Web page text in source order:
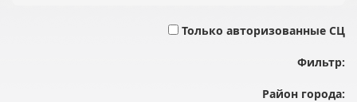
Только авторизованные СЦ
Фильтр:
Район города: